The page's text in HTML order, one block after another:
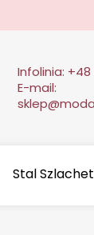
Infolinia: +48
E-mail:
Stal